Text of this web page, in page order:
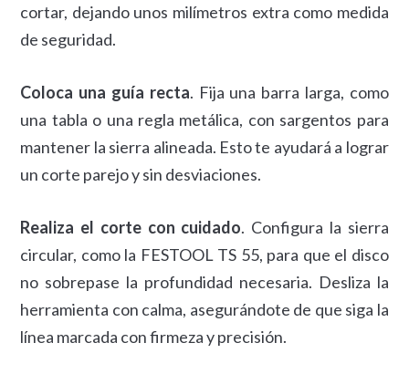
cortar, dejando unos milímetros extra como medida
de seguridad.
Coloca una guía recta. Fija una barra larga, como
una tabla o una regla metálica, con sargentos para
mantener la sierra alineada. Esto te ayudará a lograr
un corte parejo y sin desviaciones.
Realiza el corte con cuidado. Configura la sierra
circular, como la FESTOOL TS 55, para que el disco
no sobrepase la profundidad necesaria. Desliza la
herramienta con calma, asegurándote de que siga la
línea marcada con firmeza y precisión.